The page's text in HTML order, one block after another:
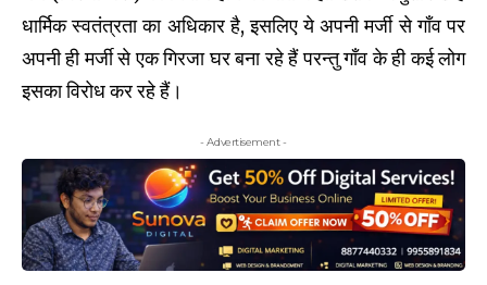
धार्मिक स्वतंत्रता का अधिकार है, इसलिए ये अपनी मर्जी से गाँव पर
अपनी ही मर्जी से एक गिरजा घर बना रहे हैं परन्तु गाँव के ही कई लोग
इसका विरोध कर रहे हैं।
- Advertisement -